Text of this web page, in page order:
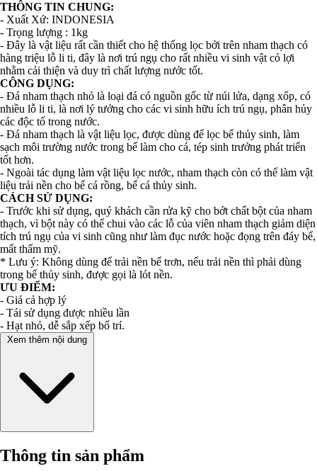
THÔNG TIN CHUNG:
- Xuất Xứ: INDONESIA
- Trọng lượng : 1kg
- Đây là vật liệu rất cần thiết cho hệ thống lọc bởi trên nham thạch có
hàng triệu lỗ li ti, đây là nơi trú ngụ cho rất nhiều vi sinh vật có lợi
nhằm cải thiện và duy trì chất lượng nước tốt.
CÔNG DỤNG:
- Đá nham thạch nhỏ là loại đá có nguồn gốc từ núi lửa, dạng xốp, có
nhiều lỗ li ti, là nơi lý tưởng cho các vi sinh hữu ích trú ngụ, phân hủy
các độc tố trong nước.
- Đá nham thạch là vật liệu lọc, được dùng để lọc bể thủy sinh, làm
sạch môi trường nước trong bể làm cho cá, tép sinh trưởng phát triển
tốt hơn.
- Ngoài tác dụng làm vật liệu lọc nước, nham thạch còn có thể làm vật
liệu trải nền cho bể cá rồng, bể cá thủy sinh.
CÁCH SỬ DỤNG:
- Trước khi sử dụng, quý khách cần rửa kỹ cho bớt chất bột của nham
thạch, vì bột này có thể chui vào các lỗ của viên nham thạch giảm diện
tích trú ngụ của vi sinh cũng như làm đục nước hoặc đọng trên đáy bể,
mất thẩm mỹ.
* Lưu ý: Không dùng để trải nền bể trơn, nếu trải nền thì phải dùng
trong bể thủy sinh, được gọi là lót nền.
ƯU ĐIỂM:
- Giá cả hợp lý
- Tái sử dụng được nhiều lần
- Hạt nhỏ, dễ sắp xếp bố trí.
Xem thêm nội dung
Thông tin sản phẩm